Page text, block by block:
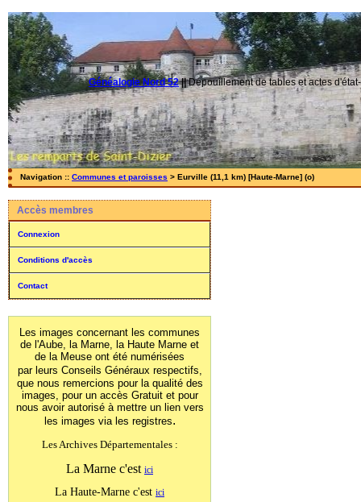
Généalogie Nord 52||Dépouillement de tables et actes
Navigation :: Communes et paroisses > Eurville (11,1 km) [Haute-Marne] (o)
Accès membres
Connexion
Conditions d'accès
Contact
Les images concernant les communes
de l'Aube, la Marne, la Haute Marne et
de la Meuse ont été numérisées
par leurs Conseils Généraux respectifs,
que nous remercions pour la qualité des
images, pour un accès Gratuit et pour
nous avoir autorisé à mettre un lien vers
les images via les registres.
Les Archives Départementales :
La Marne c'est ici
La Haute-Marne c'est ici